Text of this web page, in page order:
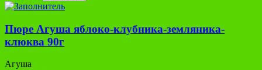
Пюре Агуша яблоко-клубника-земляника-
клюква 90г
Агуша